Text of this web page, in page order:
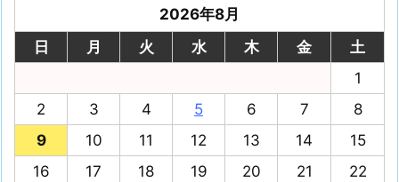
2026年8月
日
月 火 水 木 金
土
1
2
3 4 5 6 7
8
9
10 11 12 13 14
15
16
17 18 19 20 21
22